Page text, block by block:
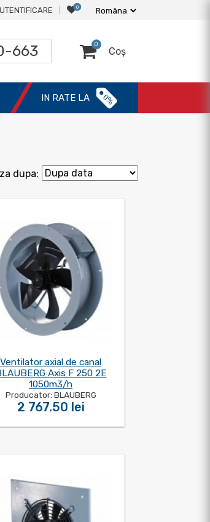
0
663 0
Coș
IN RATE LA 0%
dupa:
Ventilator axial de canal
Axis F 250 2E
1050m3/h
Producator: BLAUBERG
2 767.50 lei